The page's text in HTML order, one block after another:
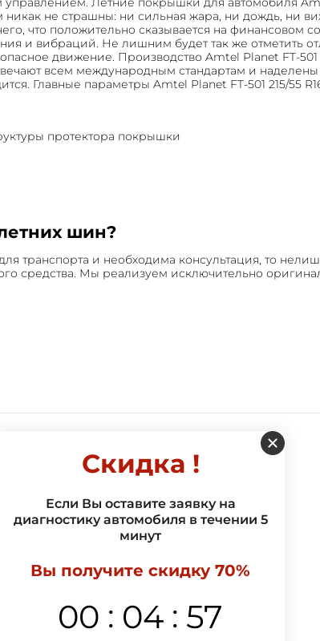
не страшны: ни сильная жара, ни дождь, ни
что положительно сказывается на финансовом
и вибраций. Не лишним будет так же отметить
движение. Производство Amtel Planet FT-
всем международным стандартам и
Главные параметры Amtel Planet FT-501 215/55
протектора покрышки
шин?
транспорта и необходима консультация, то
средства. Мы реализуем исключительно
Скидка !
Если Вы оставите заявку на
диагностику автомобиля в течении 5
минут
Вы получите скидку 70%
00 : 04 : 57